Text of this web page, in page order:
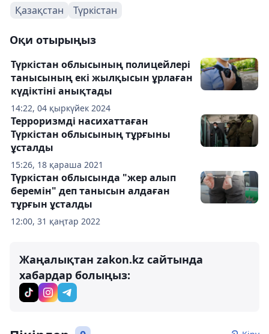
Қазақстан Түркістан
Оқи отырыңыз
14:22, 04 қыркүйек 2024
Түркістан облысының полицейлері
танысының екі жылқысын ұрлаған
күдіктіні анықтады
15:26, 18 қараша 2021
Терроризмді насихаттаған
Түркістан облысының тұрғыны
ұсталды
12:00, 31 қаңтар 2022
Түркістан облысында "жер алып
беремін" деп танысын алдаған
тұрғын ұсталды
Жаңалықтан zakon.kz сайтында
хабардар болыңыз: